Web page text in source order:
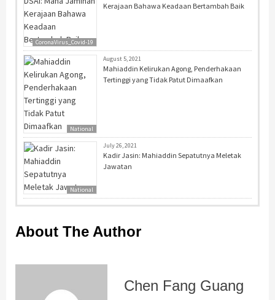
CoronaVirus_Covid-19
Kerajaan Bahawa Keadaan Bertambah Baik
National
August 5, 2021
Mahiaddin Kelirukan Agong, Penderhakaan
Tertinggi yang Tidak Patut Dimaafkan
National
July 26, 2021
Kadir Jasin: Mahiaddin Sepatutnya Meletak
Jawatan
About The Author
Chen Fang Guang